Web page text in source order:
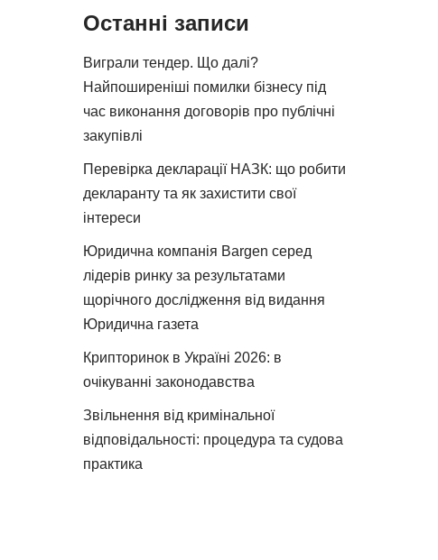
Останні записи
Виграли тендер. Що далі?
Найпоширеніші помилки бізнесу під
час виконання договорів про публічні
закупівлі
Перевірка декларації НАЗК: що робити
декларанту та як захистити свої
інтереси
Юридична компанія Bargen серед
лідерів ринку за результатами
щорічного дослідження від видання
Юридична газета
Крипторинок в Україні 2026: в
очікуванні законодавства
Звільнення від кримінальної
відповідальності: процедура та судова
практика